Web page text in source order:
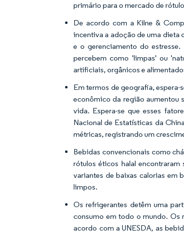
primário para o mercado de
De acordo com a Kilne &
incentiva a adoção de uma dieta
e o gerenciamento do
percebem como 'limpas' ou
artificiais, orgânicos e
Em termos de geografia,
econômico da região aumentou
vida. Espera-se que esses
Nacional de Estatísticas da
métricas, registrando um
Bebidas convencionais como
rótulos éticos halal
variantes de baixas calorias em
limpos.
Os refrigerantes detêm uma
consumo em todo o mundo. Os
acordo com a UNESDA, as